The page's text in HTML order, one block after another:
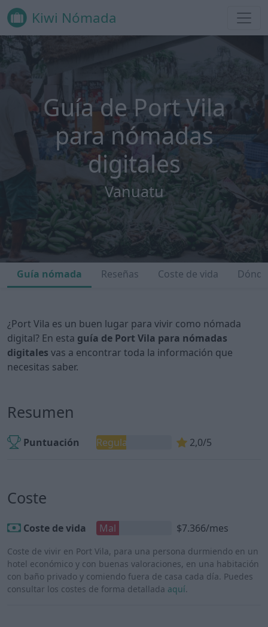
Kiwi Nómada
Guía de Port Vila
para nómadas
digitales
Vanuatu
Guía nómada Reseñas Coste de vida
¿Port Vila es un buen lugar para vivir como nómada
digital? En esta guía de Port Vila para nómadas
digitales vas a encontrar toda la información que
necesitas saber.
Resumen
Puntuación Regular 2,0/5
Coste
Coste de vida Mal $7.366/mes
Coste de vivir en Port Vila, para una persona durmiendo en un
hotel económico y con buenas valoraciones, en una habitación
con baño privado y comiendo fuera de casa cada día. Puedes
consultar los costes de forma detallada aquí.